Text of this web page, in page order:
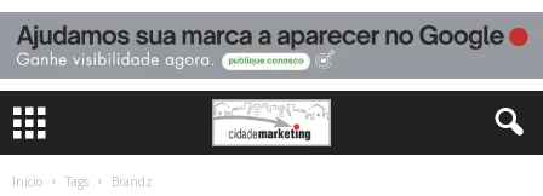
Início Tags Brandz